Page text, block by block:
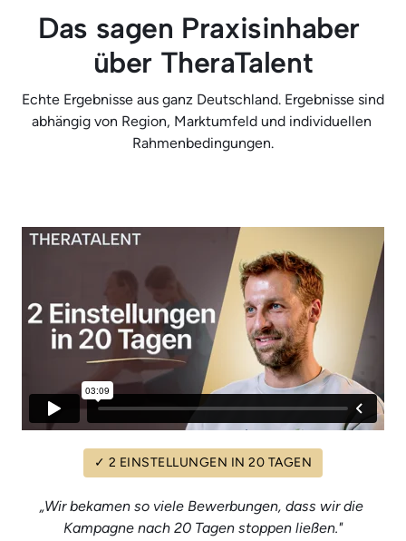
Das sagen Praxisinhaber
Echte Ergebnisse aus ganz Deutschland. Ergebnisse sind
abhängig von Region, Marktumfeld und individuellen
Rahmenbedingungen.
✓ 2 EINSTELLUNGEN IN20 TAGEN
„Wir bekamen so viele Bewerbungen, dass wir die
Kampagne nach 20 Tagen stoppen ließen."